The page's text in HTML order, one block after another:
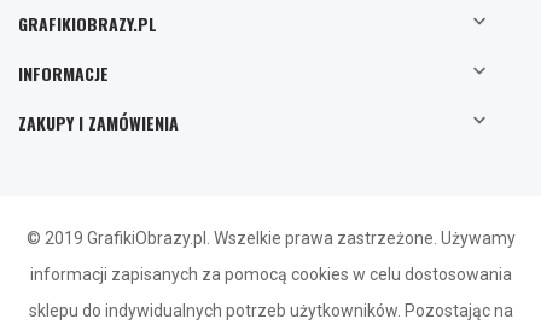
GRAFIKIOBRAZY.PL 
INFORMACJE 
ZAKUPY I ZAMÓWIENIA 
© 2019 GrafikiObrazy.pl. Wszelkie prawa zastrzeżone. Używamy
informacji zapisanych za pomocą cookies w celu dostosowania
sklepu do indywidualnych potrzeb użytkowników. Pozostając na